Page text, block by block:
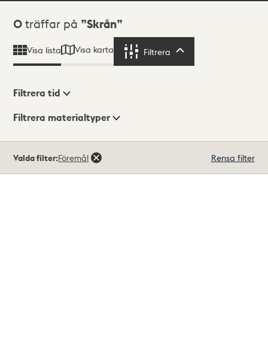
Sökresultat
0 träffar på Skrån
Visa lista Visa karta Filtrera
Visningsläge
Filtrera tid
Filtrera materialtyper
träffar
Valda filter:Föremål Rensa filter